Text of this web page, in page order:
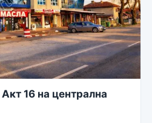
16 на централна